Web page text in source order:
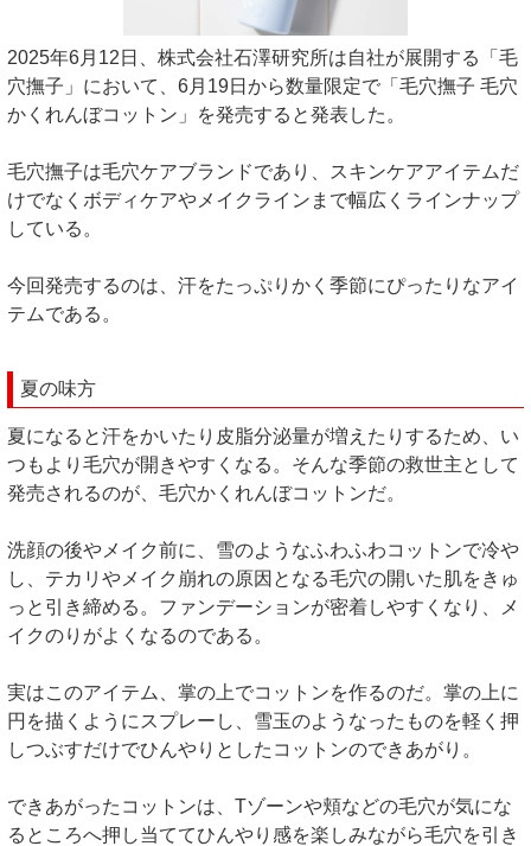
2025年6月12日、株式会社石澤研究所は自社が展開する「毛
穴撫子」において、6月19日から数量限定で「毛穴撫子 毛穴
かくれんぼコットン」を発売すると発表した。
毛穴撫子は毛穴ケアブランドであり、スキンケアアイテムだ
けでなくボディケアやメイクラインまで幅広くラインナップ
している。
今回発売するのは、汗をたっぷりかく季節にぴったりなアイ
テムである。
夏の味方
夏になると汗をかいたり皮脂分泌量が増えたりするため、い
つもより毛穴が開きやすくなる。そんな季節の救世主として
発売されるのが、毛穴かくれんぼコットンだ。
洗顔の後やメイク前に、雪のようなふわふわコットンで冷や
し、テカリやメイク崩れの原因となる毛穴の開いた肌をきゅ
っと引き締める。ファンデーションが密着しやすくなり、メ
イクのりがよくなるのである。
実はこのアイテム、掌の上でコットンを作るのだ。掌の上に
円を描くようにスプレーし、雪玉のようなったものを軽く押
しつぶすだけでひんやりとしたコットンのできあがり。
できあがったコットンは、Tゾーンや頬などの毛穴が気にな
るところへ押し当ててひんやり感を楽しみながら毛穴を引き